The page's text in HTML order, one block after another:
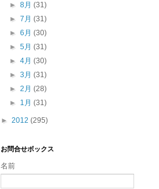
►8月(31)
►7月(31)
►6月(30)
►5月(31)
►4月(30)
►3月(31)
►2月(28)
► 1月(31)
► 2012 (295)
お問合せボックス
名前